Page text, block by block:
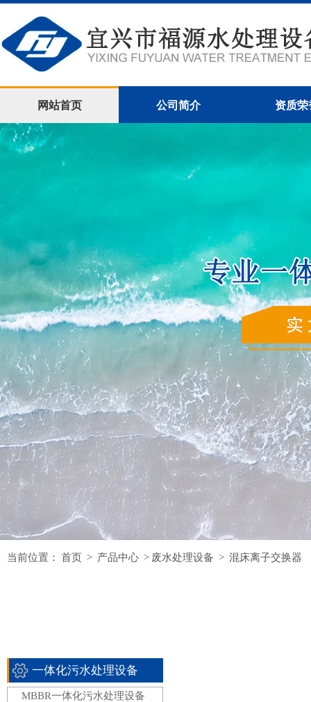
网站首页 公司简介 资质荣
当前位置： 首页 > 产品中心 > 废水处理设备 > 混床离子交换器
一体化污水处理设备
MBBR一体化污水处理设备